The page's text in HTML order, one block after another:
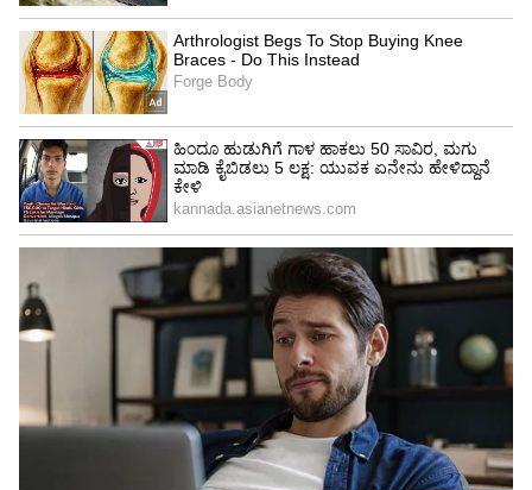
Image Credit :Asianet News
ಧನು ರಾಶಿ
ಯುವಜನರು ಯಾವುದಾದರೂ ವಿಷಯದ ಬಗ್ಗೆ
ಭಯಭೀತರಾಗುತ್ತಾರೆ, ಅದು ಅವರ ಆರೋಗ್ಯದ ಮೇಲೂ
ಪರಿಣಾಮ ಬೀರಬಹುದು. ಉದ್ಯೋಗದಲ್ಲಿರುವ ವ್ಯಕ್ತಿಗಳು ಈ
ದಿನಗಳಲ್ಲಿ ಸಾಲ ನೀಡುವುದನ್ನು ತಪ್ಪಿಸುವುದು ಉತ್ತಮ.
5